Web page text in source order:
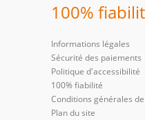
100%
Informations légales
Sécurité des paiements
Politique d'accessibilité
100% fiabilité
Conditions générales
Plan du site